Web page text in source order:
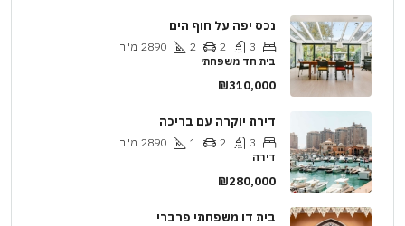
נכס יפה על חוף הים
3
2
2
2890 מ"ר
בית חד משפחתי
₪310,000
דירת יוקרה עם בריכה
3
2
1
2890 מ"ר
דירה
₪280,000
בית דו משפחתי פרברי